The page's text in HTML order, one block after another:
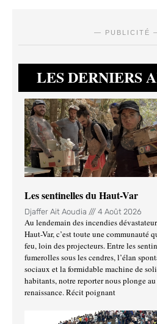
— PUBLICITÉ
LES DERNIERS
Les sentinelles du Haut-Var
Djaffer Ait Aoudia 4 Août 2026
Au lendemain des incendies
Haut-Var, c’est toute une communauté
feu, loin des projecteurs. Entre les
fumerolles sous les cendres, l’élan
sociaux et la formidable machine de
habitants, notre reporter nous plonge
renaissance. Récit poignant